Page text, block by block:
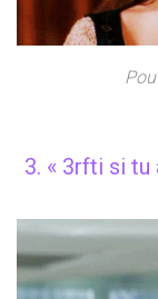
3. « 3rfti si tu